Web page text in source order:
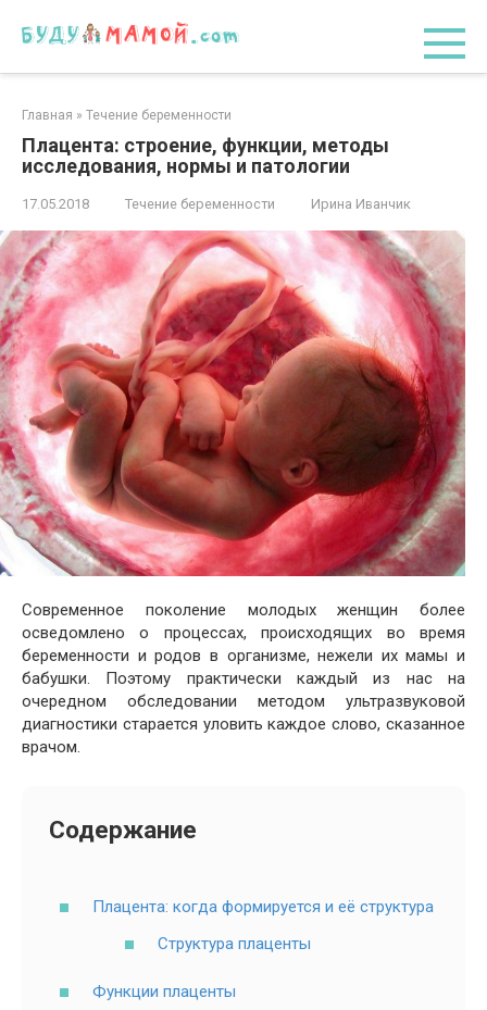
Главная » Течение беременности
Плацента: строение, функции, методы
исследования, нормы и патологии
17.05.2018 Течение беременности Ирина Иванчик
Современное поколение молодых женщин более
осведомлено о процессах, происходящих во время
беременности и родов в организме, нежели их мамы и
бабушки. Поэтому практически каждый из нас на
очередном обследовании методом ультразвуковой
диагностики старается уловить каждое слово, сказанное
врачом.
Содержание
Плацента: когда формируется и её структура
Структура плаценты
Функции плаценты